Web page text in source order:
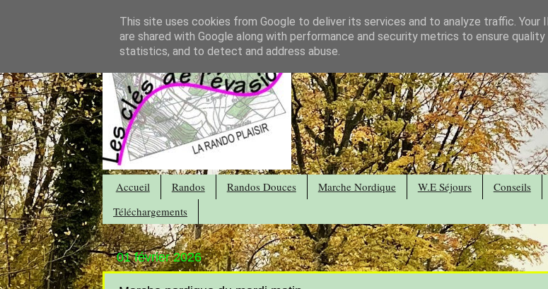
Accueil Randos Randos Douces Marche Nordique W.E Séjours Conseils
Téléchargements
01 février 2026
This site uses cookies from Google to deliver its services and to analyze traffic. Your
are shared with Google along with performance and security metrics to ensure
statistics, and to detect and address abuse.